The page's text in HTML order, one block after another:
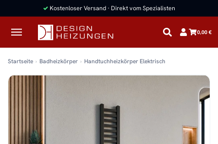
✓ Kostenloser Versand · Direkt vom Spezialisten
0,00 €
Startseite Badheizkörper Handtuchheizkörper Elektrisch